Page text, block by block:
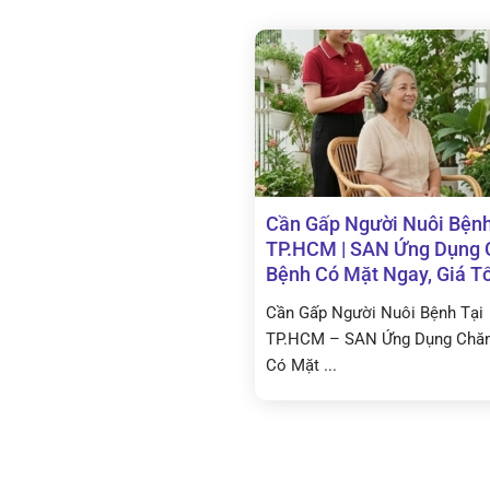
Cần Gấp Người Nuôi
TP.HCM | SAN Ứng Dụng
Bệnh Có Mặt Ngay, Giá
Cần Gấp Người Nuôi Bệnh Tại
TP.HCM – SAN Ứng Dụng
Có Mặt ...